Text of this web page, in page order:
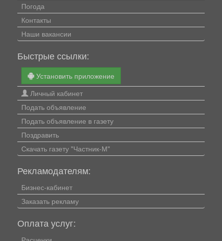
Погода
Контакты
Наши вакансии
Быстрые ссылки:
Установить приложение
Личный кабинет
Подать объявление
Подать объявление в газету
Поздравить
Скачать газету "Частник-М"
Рекламодателям:
Бизнес-кабинет
Заказать рекламу
Оплата услуг: